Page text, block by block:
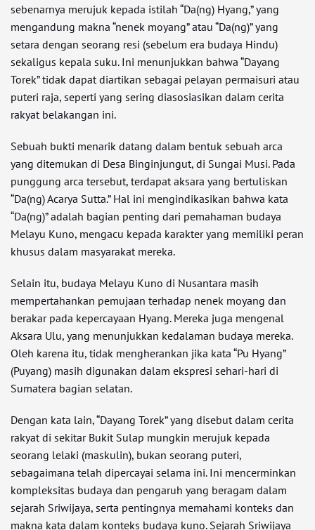
sebenarnya merujuk kepada istilah “Da(ng) Hyang,” yang
mengandung makna “nenek moyang” atau “Da(ng)” yang
setara dengan seorang resi (sebelum era budaya Hindu)
sekaligus kepala suku. Ini menunjukkan bahwa “Dayang
Torek” tidak dapat diartikan sebagai pelayan permaisuri atau
puteri raja, seperti yang sering diasosiasikan dalam cerita
rakyat belakangan ini.
Sebuah bukti menarik datang dalam bentuk sebuah arca
yang ditemukan di Desa Binginjungut, di Sungai Musi. Pada
punggung arca tersebut, terdapat aksara yang bertuliskan
“Da(ng) Acarya Sutta.” Hal ini mengindikasikan bahwa kata
“Da(ng)” adalah bagian penting dari pemahaman budaya
Melayu Kuno, mengacu kepada karakter yang memiliki peran
khusus dalam masyarakat mereka.
Selain itu, budaya Melayu Kuno di Nusantara masih
mempertahankan pemujaan terhadap nenek moyang dan
berakar pada kepercayaan Hyang. Mereka juga mengenal
Aksara Ulu, yang menunjukkan kedalaman budaya mereka.
Oleh karena itu, tidak mengherankan jika kata “Pu Hyang”
(Puyang) masih digunakan dalam ekspresi sehari-hari di
Sumatera bagian selatan.
Dengan kata lain, “Dayang Torek” yang disebut dalam cerita
rakyat di sekitar Bukit Sulap mungkin merujuk kepada
seorang lelaki (maskulin), bukan seorang puteri,
sebagaimana telah dipercayai selama ini. Ini mencerminkan
kompleksitas budaya dan pengaruh yang beragam dalam
sejarah Sriwijaya, serta pentingnya memahami konteks dan
makna kata dalam konteks budaya kuno. Sejarah Sriwijaya